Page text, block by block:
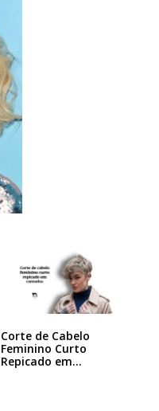
Corte de Cabelo
Feminino Curto
Repicado em